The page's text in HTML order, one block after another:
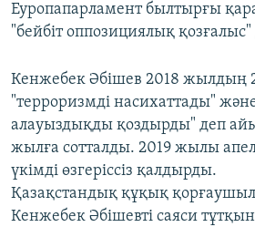
Еуропапарламент былтырғы
"бейбіт оппозициялық қозғалыс"
Кенжебек Әбішев 2018 жылдың
"терроризмді насихаттады"
алауыздықды қоздырды" деп
жылға сотталды. 2019 жылы
үкімді өзгеріссіз қалдырды.
Қазақстандық құқық
Кенжебек Әбішевті саяси